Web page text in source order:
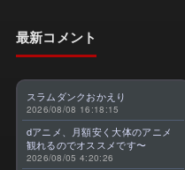
最新コメント
スラムダンクおかえり
2026/08/08 16:18:15
dアニメ、月額安く大体のアニメ
観れるのでオススメです〜
2026/08/05 4:20:26